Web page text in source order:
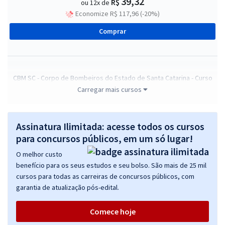
ou 12x de R$
Economize R$ 117,96 (-20%)
Comprar
CBM SC - Corpo de Bombeiros do Estado de Santa Catarina - Curso
de Formação de Praças
27,32
Economize R$ 81,96 (-20%)
Comprar
CBM SC - Corpo de Bombeiros do Estado de Santa Catarina - Curso
de Formação de Praças Com Orientações para o TAF
à vista
Carregar mais cursos
Assinatura Ilimitada: acesse todos os cursos
para concursos públicos, em um só lugar!
O melhor custo
benefício para os seus estudos e seu bolso. São mais de 25 mil
cursos para todas as carreiras de concursos públicos, com
garantia de atualização pós-edital.
Comece hoje